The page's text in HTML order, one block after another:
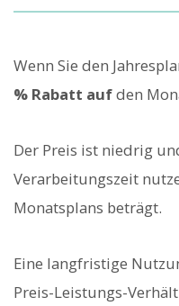
Wenn Sie den
% Rabatt aufden
Der Preis ist niedrig
Verarbeitungszeit
Monatsplans beträgt.
Eine langfristige
Preis-Leistungs-